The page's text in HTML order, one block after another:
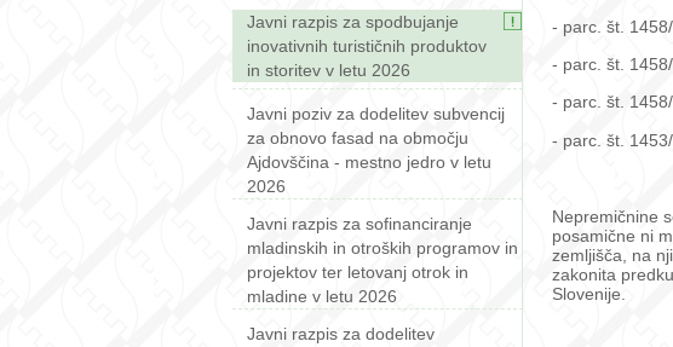
Javni razpis za spodbujanje
inovativnih turističnih produktov
in storitev v letu 2026
Javni poziv za dodelitev subvencij
za obnovo fasad na območju
Ajdovščina - mestno jedro v letu
2026
Javni razpis za sofinanciranje
mladinskih in otroških programov in
projektov ter letovanj otrok in
mladine v letu 2026
Javni razpis za dodelitev
- parc. št.
- parc. št.
- parc. št.
- parc. št.
Nepremičnine
posamične ni
zemljišča, na
zakonita
Slovenije.